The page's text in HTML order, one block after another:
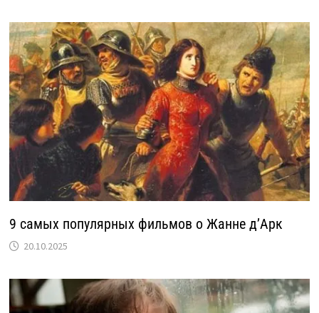
9 cамых популярных фильмов о Жанне д’Арк
20.10.2025